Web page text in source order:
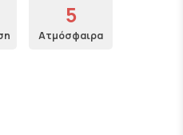
5
Ατμόσφαιρα